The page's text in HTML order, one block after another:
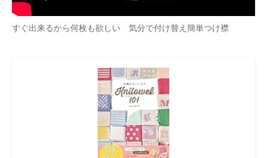
ITエンジニア向け専門サイト
IT製品の技術・比較・事例
製造業のIT導入・活用を支援
モノづくり技術者専門サイト
エレクトロニクス専門サイト
すぐ出来るから何枚も欲しい 気分で付け替え簡単つけ襟